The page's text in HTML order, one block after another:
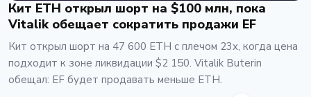
Кит ETH открыл шорт на $100 млн, пока
Vitalik обещает сократить продажи EF
Кит открыл шорт на 47 600 ETH с плечом 23x, когда цена
подходит к зоне ликвидации $2 150. Vitalik Buterin
обещал: EF будет продавать меньше ETH.